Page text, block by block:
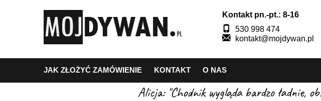
Kontakt pn.-pt.: 8-16
530 998 474
kontakt@mojdywan.pl
JAK ZŁOŻYĆ ZAMÓWIENIE KONTAKT O NAS
Alicja: "Chodnik wygląda bardzo ładnie,